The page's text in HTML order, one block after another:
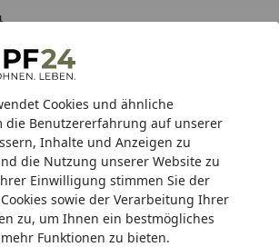
Cookies und ähnliche
die Benutzererfahrung auf unserer
Inhalte und Anzeigen zu
die Nutzung unserer Website zu
Einwilligung stimmen Sie der
sowie der Verarbeitung Ihrer
zu, um Ihnen ein bestmögliches
Funktionen zu bieten.
App Store
Hotline
gratis Sandfilteranlage & Pool-
(Gesamtwert bis 468,99€)